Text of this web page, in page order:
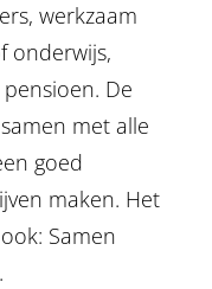
werkzaam
onderwijs,
De
met alle
goed
maken. Het
Samen